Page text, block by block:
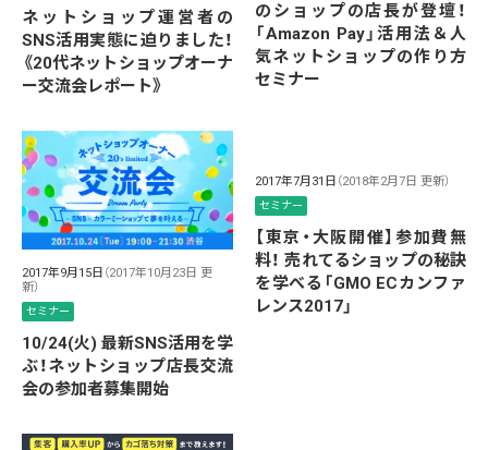
ネットショップ運営者の
SNS活用実態に迫りました！
《20代ネットショップオーナ
ー交流会レポート》
のショップの店長が登壇！
「Amazon Pay」活用法＆人
気ネットショップの作り方
セミナー
2017年9月15日 （2017年10月23日 更
新）
セミナー
10/24(火) 最新SNS活用を学
ぶ！ネットショップ店長交流
会の参加者募集開始
2017年7月31日 （2018年2月7日 更新）
セミナー
【東京・大阪開催】参加費無
料！ 売れてるショップの秘訣
を学べる「GMO ECカンファ
レンス2017」